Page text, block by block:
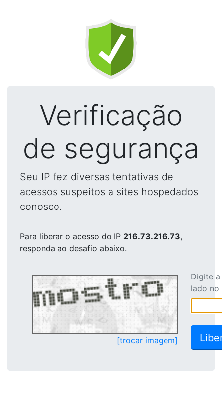
Verificação
de segurança
Seu IP fez diversas tentativas de
acessos suspeitos a sites hospedados
conosco.
Para liberar o acesso do IP 216.73.216.73,
responda ao desafio abaixo.
[trocar imagem]
Digite
lado no